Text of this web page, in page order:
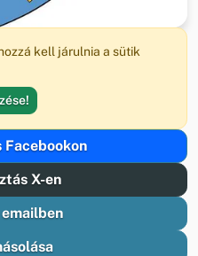
kell járulnia a sütik
X-en